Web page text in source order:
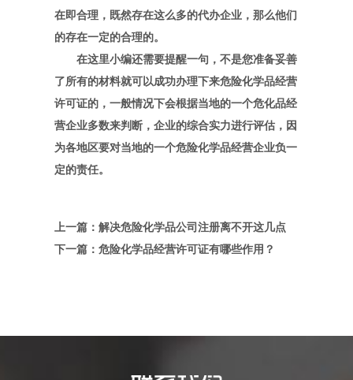
在即合理，既然存在这么多的代办企业，那么他们
的存在一定的合理的。
在这里小编还需要提醒一句，不是您准备妥善
了所有的材料就可以成功办理下来危险化学品经营
许可证的，一般情况下会根据当地的一个危化品经
营企业多数来判断，企业的综合实力进行评估，因
为各地区要对当地的一个危险化学品经营企业负一
定的责任。
上一篇：解决危险化学品公司注册离不开这几点
下一篇：危险化学品经营许可证有哪些作用？